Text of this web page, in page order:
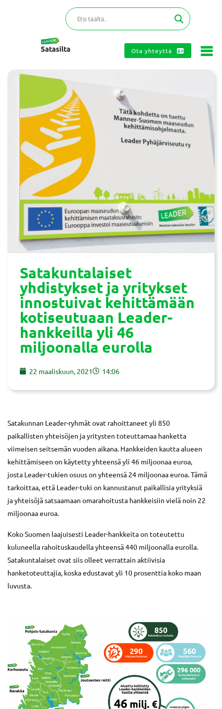
Ota yhteyttä
Satakuntalaiset
yhdistykset ja yritykset
innostuivat kehittämään
kotiseutuaan Leader-
hankkeilla yli 46
miljoonalla eurolla
22 maaliskuun, 2021 14:06
Satakunnan Leader-ryhmät ovat rahoittaneet yli 850
paikallisten yhteisöjen ja yritysten toteuttamaa hanketta
viimeisen seitsemän vuoden aikana. Hankkeiden kautta alueen
kehittämiseen on käytetty yhteensä yli 46 miljoonaa euroa,
josta Leader-tukien osuus on yhteensä 24 miljoonaa euroa. Tämä
tarkoittaa, että Leader-tuki on kannustanut paikallisia yrityksiä
ja yhteisöjä satsaamaan omarahoitusta hankkeisiin vielä noin 22
miljoonaa euroa.
Koko Suomen laajuisesti Leader-hankkeita on toteutettu
kuluneella rahoituskaudella yhteensä 440 miljoonalla eurolla.
Satakuntalaiset ovat siis olleet verrattain aktiivisia
hanketoteuttajia, koska edustavat yli 10 prosenttia koko maan
luvusta.